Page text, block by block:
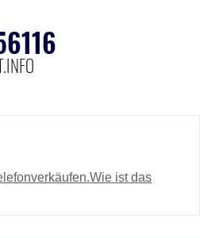
ist das